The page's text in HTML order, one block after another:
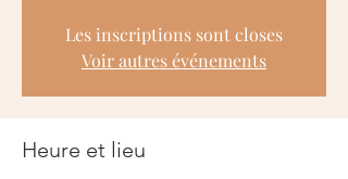
Les inscriptions sont closes
Voir autres événements
Heure et lieu